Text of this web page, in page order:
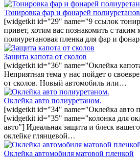
Тонировка фар и фонарей
[widgetkit id="29" name="9 ссылок
привет, хотим вас познакомить с таким
полиуретановая пленка для фар и
Защита капота от сколов
[widgetkit id="36" name="Оклейка
Неприятная тема у нас пойдет о
от сколов. Новый автомобиль или…
Оклейка авто полиуретаном.
[widgetkit id="34" name="Оклейка авто
[widgetkit id="35" name="колонка для
авто"] Идеальная защита и блеск
оклейке глянцевой…
Оклейка автомобиля матовой пленкой